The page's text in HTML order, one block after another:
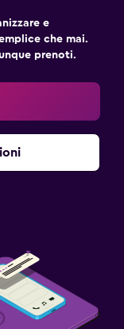
e
che mai.
prenoti.